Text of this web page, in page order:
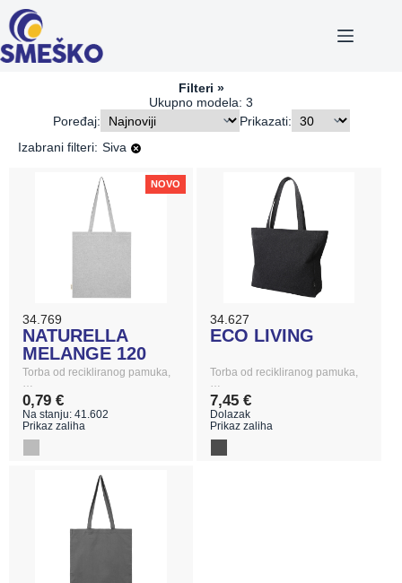
Skip
to
content
Filteri
Ukupno modela: 3
Poređaj:
Prikazati:
Izabrani filteri: Siva
NOVO
34.769
NATURELLA
MELANGE 120
Torba od recikliranog pamuka,
…
0,79 €
Na stanju: 41.602
Prikaz zaliha
34.627
ECO LIVING
Torba od recikliranog pamuka,
…
7,45 €
Dolazak
Prikaz zaliha